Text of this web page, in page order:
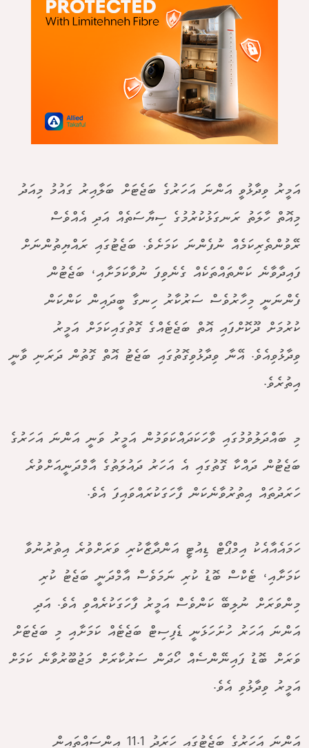
އަމީރު ވިދާޅުވީ އަންނަ އަހަރުގެ ބަޖެޓަށް ބަލާއިރު ގައުމު މިއަދު
މިއޮތް ހާލަތު ރަނގަޅުކުރުމުގެ ސިޔާސަތެއް އަދި އެއްވެސް
ރޭވުންތެރިކަމެއް ނުފެންނަ ކަމަށެވެ. ބަޖެޓުގައި ރައްޔިތުންނަށް
ފައިދާވާނެ ކަންތައްތަކެއް ގެނެވިފަ ނުވާކަމަށާއި، ބަޖެޓުން
ފެންނަނީ މިހާރުވެސް ސަރުކާރު ހިނގާ ބީދައިން ކަންކަން
ކުރުމަށް ދޫކޮށްފައި އޮތް ބަޖެޓެއްގެ ގޮތުގައިކަމަށް އަމީރު
ވިދާޅުވިއެވެ. އޭނާ ވިދާޅުވިގޮތުގައި ބަޖެޓު އޮތް ގޮތުން ދަރަނި ވާނީ
އިތުރެވެ.
މި ބައްދަލުވުމުގައި ވާހަކަދައްކަވަމުން އަމީރު ވަނީ އަންނަ އަހަރުގެ
ބަޖެޓުން ދައްކާ ގޮތުގައި އެ އަހަރު ދައުލަތުގެ އާމްދަނީއަށްވުރެ
ހަރަދުތައް އިތުރުވާނެކަން ފާހަގަކުރައްވައިފަ އެވެ.
ހަމައެއާއެކު އިމްޕޯޓް ޑިއުޓީ އަންދާޒާކުރި ވަރަށްވުރެ އިތުރުނުވާ
ކަމަށާއި، ޓެކްސް ބޮޑު ކުރި ނަމަވެސް އާމްދަނީ ބަޖެޓު ކުރި
މިންވަރަށް ނުލިބޭ ކަންވެސް އަމީރު ފާހަގަކުރެއްވި އެވެ. އަދި
އަންނަ އަހަރު ހުށަހަޅަނީ ޑެފިސިޓް ބަޖެޓެއް ކަމަށާއި މި ބަޖެޓަށް
ވަރަށް ބޮޑު ފައިނޭންސެއް ހޯދަން ސަރުކާރަށް މަޖުބޫރުވާނެ ކަމަށް
އަމީރު ވިދާޅުވި އެވެ.
އަންނަ އަހަރުގެ ބަޖެޓުގައި ހަރަދު 11.1 އިންސައްތައިން